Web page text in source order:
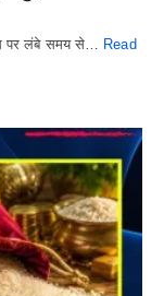
पर लंबे समय से…
Read